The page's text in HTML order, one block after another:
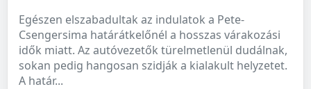
Egészen elszabadultak az indulatok a Pete-
Csengersima határátkelőnél a hosszas várakozási
idők miatt. Az autóvezetők türelmetlenül dudálnak,
sokan pedig hangosan szidják a kialakult helyzetet.
A határ...